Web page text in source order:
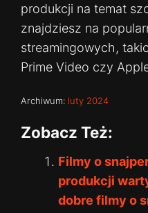
produkcji na temat
znajdziesz na
streamingowych,
Prime Video czy
Archiwum: luty 2024
Zobacz Też:
Filmy o
produkcji
dobre filmy o